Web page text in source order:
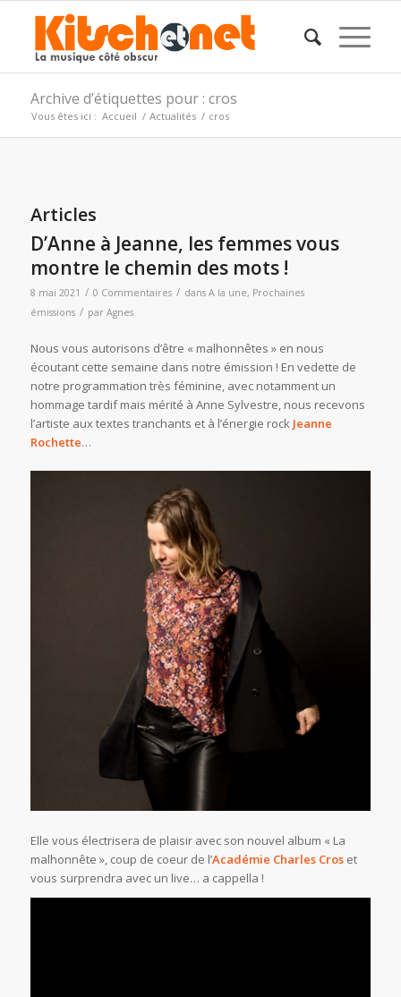
Archive d’étiquettes pour : cros
Vous êtes ici : Accueil / Actualités / cros
Articles
D’Anne à Jeanne, les femmes vous
montre le chemin des mots !
8 mai 2021 / 0 Commentaires / dans A la une, Prochaines
émissions / par Agnes
Nous vous autorisons d’être « malhonnêtes » en nous
écoutant cette semaine dans notre émission ! En vedette de
notre programmation très féminine, avec notamment un
hommage tardif mais mérité à Anne Sylvestre, nous recevons
l’artiste aux textes tranchants et à l’énergie rock Jeanne
Rochette…
Elle vous électrisera de plaisir avec son nouvel album « La
malhonnête », coup de coeur de l’Académie Charles Croset
vous surprendra avec un live… a cappella !